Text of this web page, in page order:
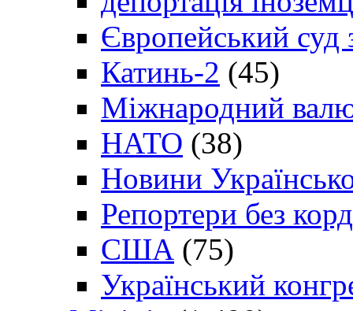
Європейський
Катинь-2 (45)
Міжнародний
НАТО (38)
Новини
Репортери без
США (75)
Український